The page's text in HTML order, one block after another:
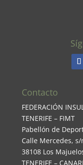
Contacto
FEDERACIÓN
TENERIFE – FIMT
Pabellón de
Calle Mercedes,
38108 Los
TENERIFE –